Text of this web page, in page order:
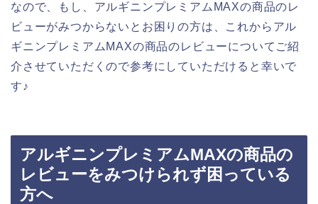
なので、もし、アルギニンプレミアムMAXの商品のレ
ビューがみつからないとお困りの方は、これからアル
ギニンプレミアムMAXの商品のレビューについてご紹
介させていただくので参考にしていただけると幸いで
す♪
アルギニンプレミアムMAXの商品の
レビューをみつけられず困っている
方へ